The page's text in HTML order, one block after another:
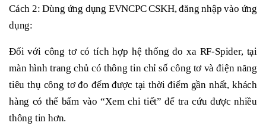
Cách 2: Dùng ứng dụng EVNCPC CSKH, đăng nhập vào ứng
dụng:
Đối với công tơ có tích hợp hệ thống đo xa RF-Spider, tại
màn hình trang chủ có thông tin chỉ số công tơ và điện năng
tiêu thụ công tơ đo đếm được tại thời điểm gần nhất, khách
hàng có thể bấm vào “Xem chi tiết” để tra cứu được nhiều
thông tin hơn.